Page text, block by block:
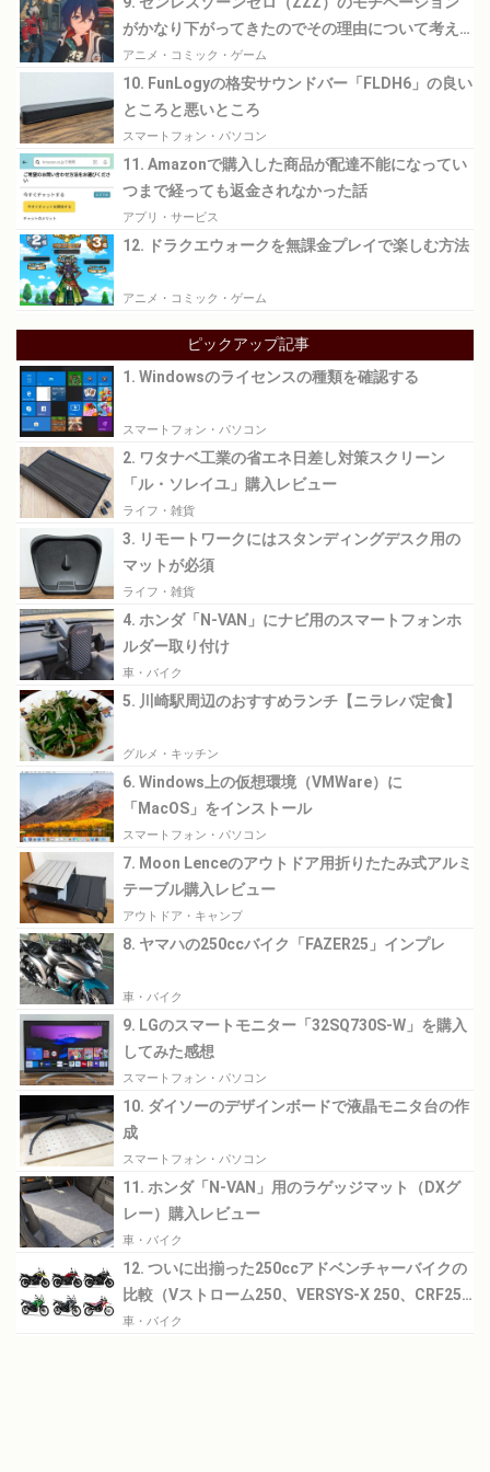
がかなり下がってきたのでその理由について考え
てみる
アニメ・コミック・ゲーム
10. FunLogyの格安サウンドバー「FLDH6」の良い
ところと悪いところ
スマートフォン・パソコン
11. Amazonで購入した商品が配達不能になってい
つまで経っても返金されなかった話
アプリ・サービス
12. ドラクエウォークを無課金プレイで楽しむ方法
アニメ・コミック・ゲーム
ピックアップ記事
1. Windowsのライセンスの種類を確認する
スマートフォン・パソコン
2. ワタナベ工業の省エネ日差し対策スクリーン
「ル・ソレイユ」購入レビュー
ライフ・雑貨
3. リモートワークにはスタンディングデスク用の
マットが必須
ライフ・雑貨
4. ホンダ「N-VAN」にナビ用のスマートフォンホ
ルダー取り付け
車・バイク
5. 川崎駅周辺のおすすめランチ【ニラレバ定食】
グルメ・キッチン
6. Windows上の仮想環境（VMWare）に
「MacOS」をインストール
スマートフォン・パソコン
7. Moon Lenceのアウトドア用折りたたみ式アルミ
テーブル購入レビュー
アウトドア・キャンプ
8. ヤマハの250ccバイク「FAZER25」インプレ
車・バイク
9. LGのスマートモニター「32SQ730S-W」を購入
してみた感想
スマートフォン・パソコン
10. ダイソーのデザインボードで液晶モニタ台の作
成
スマートフォン・パソコン
11. ホンダ「N-VAN」用のラゲッジマット（DXグ
レー）購入レビュー
車・バイク
12. ついに出揃った250ccアドベンチャーバイクの
比較（Vストローム250、VERSYS-X 250、CRF250
RALLY）
車・バイク